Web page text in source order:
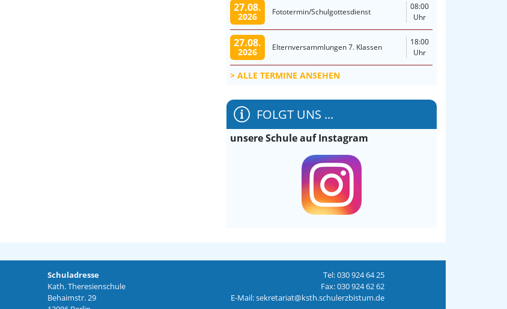
27.08.
2026 Fototermin/Schulgottesdienst
08:00
Uhr
27.08.
2026 Elternversammlungen 7. Klassen
18:00
Uhr
ALLE TERMINE ANSEHEN
FOLGT UNS ...
unsere Schule auf Instagram
Schuladresse
Kath. Theresienschule
Behaimstr. 29
Tel: 030 924 64 25
Fax: 030 924 62 62
E-Mail: sekretariat@ksth.schulerzbistum.de